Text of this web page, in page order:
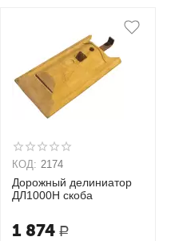
КОД: 2174
Дорожный делиниатор
ДЛ1000Н скоба
1 874 Р